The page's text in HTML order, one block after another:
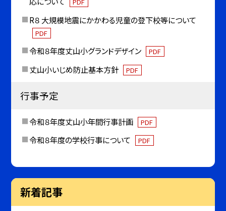
R８ 大規模地震にかかわる児童の登下校等について
PDF
令和８年度丈山小グランドデザイン PDF
丈山小いじめ防止基本方針 PDF
行事予定
令和８年度丈山小年間行事計画 PDF
令和８年度の学校行事について PDF
新着記事